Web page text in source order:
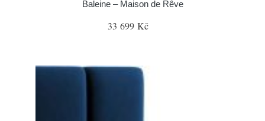
Baleine – Maison de Rêve
33 699 Kč